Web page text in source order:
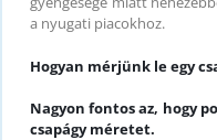
a nyugati piacokhoz.
Hogyan mérjünk le egy
Nagyon fontos az, hogy
csapágy méretet.